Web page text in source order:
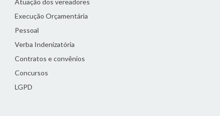
Atuação dos vereadores
Execução Orçamentária
Pessoal
Verba Indenizatória
Contratos e convênios
Concursos
LGPD